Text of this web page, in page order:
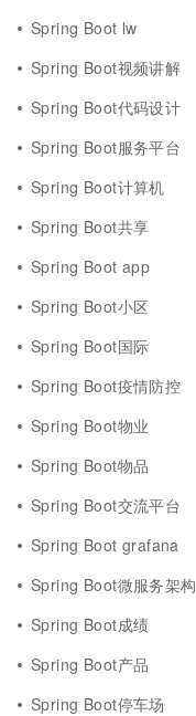
Spring Boot lw
Spring Boot视频讲解
Spring Boot代码设计
Spring Boot服务平台
Spring Boot计算机
Spring Boot共享
Spring Boot app
Spring Boot小区
Spring Boot国际
Spring Boot疫情防控
Spring Boot物业
Spring Boot物品
Spring Boot交流平台
Spring Boot grafana
Spring Boot微服务架构
Spring Boot成绩
Spring Boot产品
Spring Boot停车场